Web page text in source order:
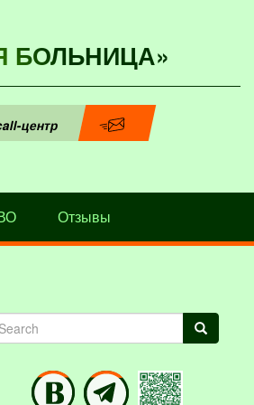
БОЛЬНИЦА»
центр
Отзывы
Search